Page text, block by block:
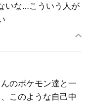
いな…こういう人が
のポケモン達と一
このような自己中